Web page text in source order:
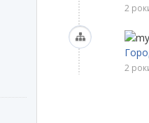
2
2